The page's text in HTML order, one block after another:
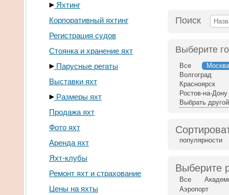
Яхтинг
Корпоративный яхтинг
Регистрация судов
Стоянка и хранение яхт
Парусные регаты
Выставки яхт
Размеры яхт
Продажа яхт
Фото яхт
Аренда яхт
Яхт-клубы
Ремонт яхт и страхование
Цены на яхты
Поиск
Выберите
Все Москва
Волгоград
Красноярск
Ростов-на-Дону
Выбрать
популярности
Выберите
Все
Аэропорт